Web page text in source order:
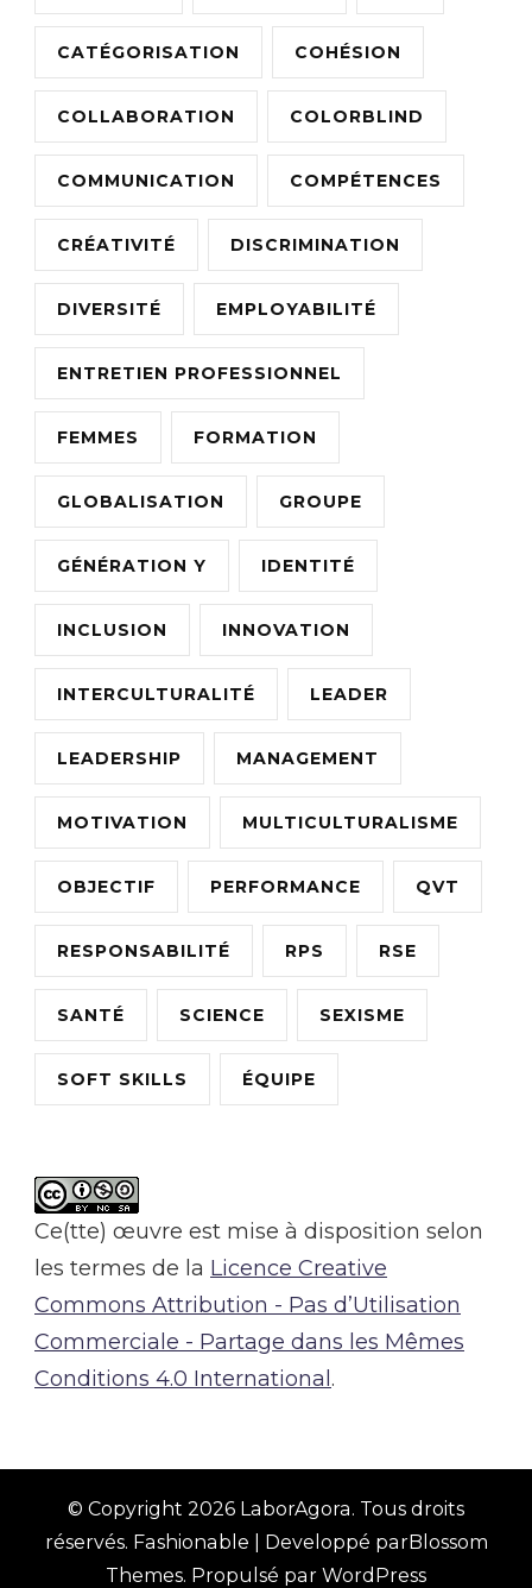
CATÉGORISATION COHÉSION
COLLABORATION COLORBLIND
COMMUNICATION COMPÉTENCES
CRÉATIVITÉ DISCRIMINATION
DIVERSITÉ EMPLOYABILITÉ
ENTRETIEN PROFESSIONNEL
FEMMES FORMATION
GLOBALISATION GROUPE
GÉNÉRATION Y IDENTITÉ
INCLUSION INNOVATION
INTERCULTURALITÉ LEADER
LEADERSHIP MANAGEMENT
MOTIVATION MULTICULTURALISME
OBJECTIF PERFORMANCE QVT
RESPONSABILITÉ RPS RSE
SANTÉ SCIENCE SEXISME
SOFT SKILLS ÉQUIPE
Ce(tte) œuvre est mise à disposition selon
les termes de la Licence Creative
Commons Attribution - Pas d’Utilisation
Commerciale - Partage dans les Mêmes
Conditions 4.0 International .
© Copyright 2026 LaborAgora. Tous droits
réservés. Fashionable | Developpé parBlossom
Themes. Propulsé par WordPress